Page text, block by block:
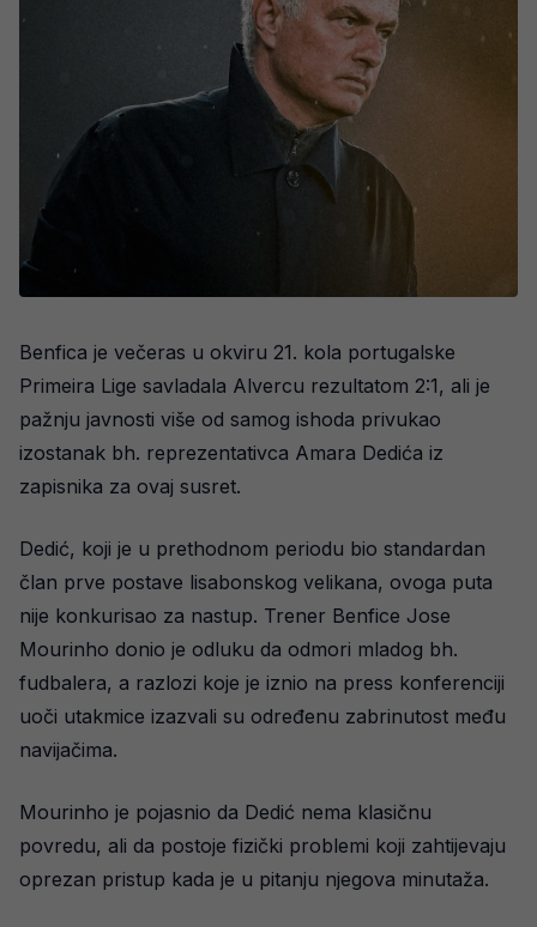
Benfica je večeras u okviru 21. kola portugalske
Primeira Lige savladala Alvercu rezultatom 2:1, ali je
pažnju javnosti više od samog ishoda privukao
izostanak bh. reprezentativca Amara Dedića iz
zapisnika za ovaj susret.
Dedić, koji je u prethodnom periodu bio standardan
član prve postave lisabonskog velikana, ovoga puta
nije konkurisao za nastup. Trener Benfice Jose
Mourinho donio je odluku da odmori mladog bh.
fudbalera, a razlozi koje je iznio na press konferenciji
uoči utakmice izazvali su određenu zabrinutost među
navijačima.
Mourinho je pojasnio da Dedić nema klasičnu
povredu, ali da postoje fizički problemi koji zahtijevaju
oprezan pristup kada je u pitanju njegova minutaža.